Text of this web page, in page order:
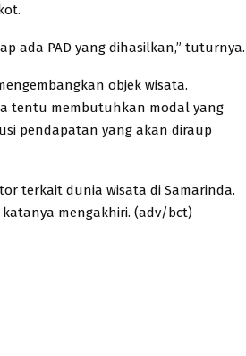
ada PAD yang dihasilkan,” tuturnya.
objek wisata.
tentu membutuhkan modal yang
pendapatan yang akan diraup
terkait dunia wisata di Samarinda.
katanya mengakhiri. (adv/bct)